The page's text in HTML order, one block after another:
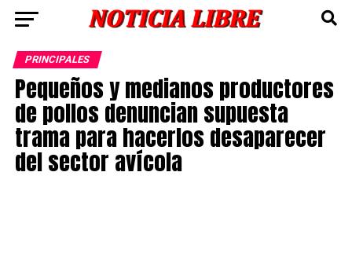
PRINCIPALES
Pequeños y medianos productores
de pollos denuncian supuesta
trama para hacerlos desaparecer
del sector avícola